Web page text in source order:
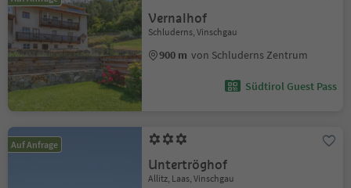
Vernalhof
Schluderns, Vinschgau
900 m von Schluderns Zentrum
Südtirol Guest Pass
Auf Anfrage
Untertröghof
Allitz, Laas, Vinschgau